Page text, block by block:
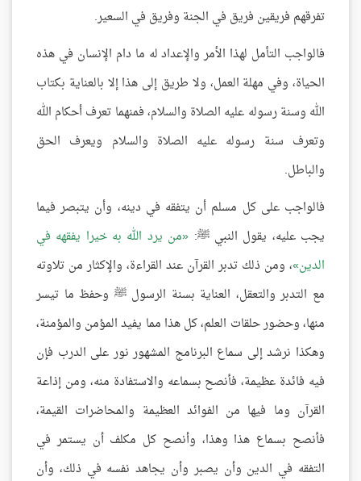
تفرقهم فريقين فريق في الجنة وفريق في السعير.
فالواجب التأمل لهذا الأمر والإعداد له ما دام الإنسان في هذه
الحياة، وفي مهلة العمل، ولا طريق إلى هذا إلا بالعناية بكتاب
الله وسنة رسوله عليه الصلاة والسلام، فمنهما تعرف أحكام الله
وتعرف سنة رسوله عليه الصلاة والسلام ويعرف الحق
والباطل.
فالواجب على كل مسلم أن يتفقه في دينه، وأن يتبصر فيما
يجب عليه، يقول النبي ﷺ: من يرد الله به خيرا يفقهه في
الدين ، ومن ذلك تدبر القرآن عند القراءة، والإكثار من تلاوته
مع التدبر والتعقل، العناية بسنة الرسول ﷺ وحفظ ما تيسر
منها، وحضور حلقات العلم، كل هذا مما يفيد المؤمن والمؤمنة،
وهكذا نرشد إلى سماع البرنامج المشهور نور على الدرب فإن
فيه فائدة عظيمة، فأنصح بسماعه والاستفادة منه، ومن إذاعة
القرآن وما فيها من الفوائد العظيمة والمحاضرات القيمة،
فأنصح بسماع هذا وهذا، وأنصح كل مكلف أن يستمر في
التفقه في الدين وأن يصبر وأن يجاهد نفسه في ذلك، وأن